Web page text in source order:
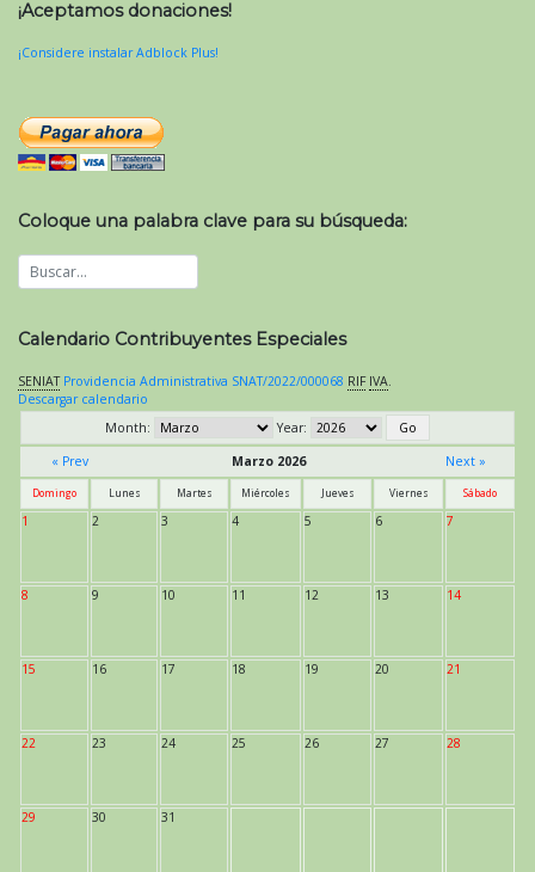
¡Aceptamos donaciones!
¡Considere instalar Adblock Plus!
Coloque una palabra clave para su búsqueda:
Calendario Contribuyentes Especiales
SENIAT Providencia Administrativa SNAT/2022/000068 RIF IVA
Descargar calendario
Month:
Year:
« Prev
Marzo 2026 Next »
Domingo Lunes Martes Miércoles Jueves Viernes Sábado
1 2 3 4 5 6 7
8 9 10 11 12 13 14
15 16 17 18 19 20 21
22 23 24 25 26 27 28
29 30 31